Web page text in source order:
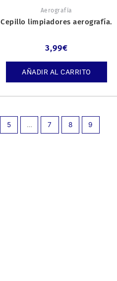
Aerografía
Cepillo limpiadores aerografía.
3,99€
AÑADIR AL CARRITO
5 … 7 8 9